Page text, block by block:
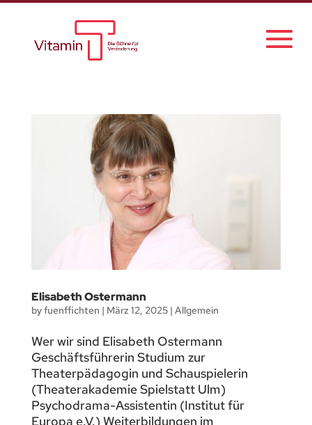
Elisabeth Ostermann
byfuenffichten | März 12, 2025| Allgemein
Wer wir sind Elisabeth Ostermann
Geschäftsführerin Studium zur
Theaterpädagogin und Schauspielerin
(Theaterakademie Spielstatt Ulm)
Psychodrama-Assistentin (Institut für
Europa e.V.) Weiterbildungen im